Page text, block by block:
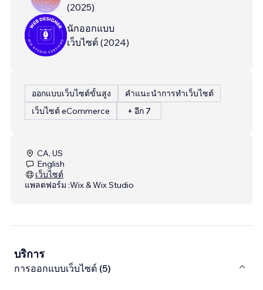
(2025)
นักออกแบบ
เว็บไซต์ (2024)
ออกแบบเว็บไซต์ขั้นสูง
คำแนะนำการทำเว็บไซต์
เว็บไซต์ eCommerce
+ อีก 7
CA, US
English
เว็บไซต์
แพลตฟอร์ม :Wix & Wix Studio
บริการ
การออกแบบเว็บไซต์ (5)